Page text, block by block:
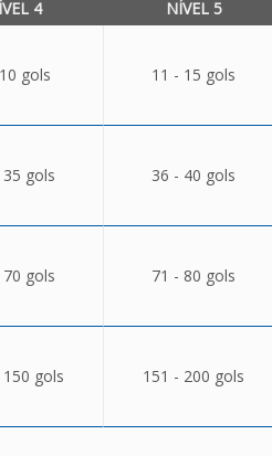
4 NÍVEL 5
gols 11 - 15 gols
gols 36 - 40 gols
gols 71 - 80 gols
gols 151 - 200 gols